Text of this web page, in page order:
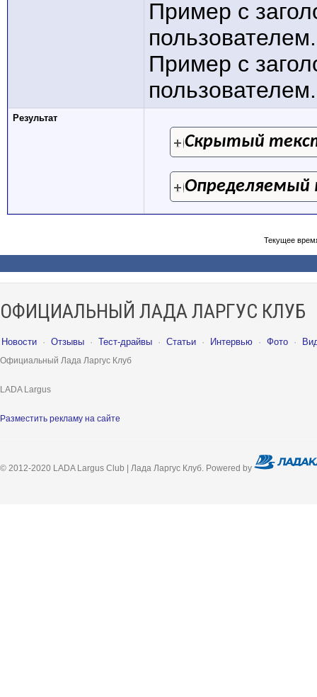
Пример с
пользователем.
Пример с
Результат
Скрытый
Определяемый
Текущее
ОФИЦИАЛЬНЫЙ ЛАДА ЛАРГУС КЛУБ
Новости · Отзывы · Тест-драйвы · Статьи · Интервью · Фото ·
Официальный Лада Ларгус Клуб
LADA Largus
Разместить рекламу на сайте
© 2012-2020 LADA Largus Club | Лада Ларгус Клуб. Powered by